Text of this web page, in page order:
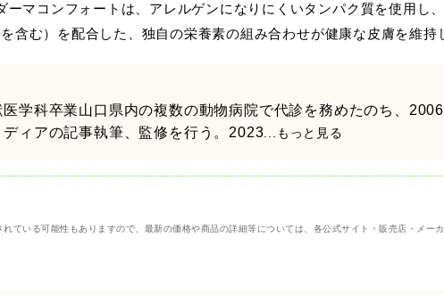
マコンフォートは、アレルゲンになりにくいタンパク質を使用し
含む）を配合した、独自の栄養素の組み合わせが健康な皮膚を維持
学科卒業山口県内の複数の動物病院で代診を務めたのち、
ィアの記事執筆、監修を行う。2023...もっと見る
いる可能性もありますので、最新の価格や商品の詳細等については、各公式サイト・販売店・メーカ